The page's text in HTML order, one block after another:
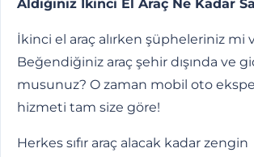
Aldığınız İkinci El Araç Ne Kadar
İkinci el araç alırken şüpheleriniz mi
Beğendiğiniz araç şehir dışında ve
musunuz? O zaman mobil oto
hizmeti tam size göre!
Herkes sıfır araç alacak kadar zengin